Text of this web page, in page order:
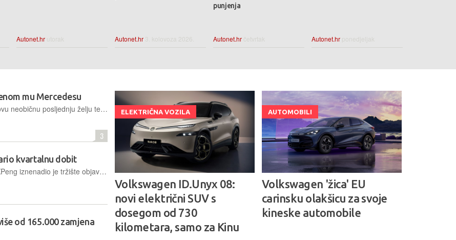
Autonet.hr utorak Autonet.hr 3. kolovoza 2026.
punjenja
Autonet.hr četvrtak Autonet.hr ponedjeljak
mu Mercedesu
Obitelj jednog Kineza ispunila je njegovu neobičnu posljednju želju te ga je, u skladu s drevnim vjerovanjima o zagrobnom životu, pokopala unutar luksuznog automobila umjesto u lijesu
3
kvartalnu dobit
Kineski proizvođač električnih vozila XPeng iznenadio je tržište objavom prve kvartalne dobiti u povijesti, potaknut rekordnom prodajom, rastućim maržama i strateškom suradnjom s Volkswagenom
od 165.000 zamjena
ELEKTRIČNA VOZILA
Volkswagen ID.Unyx 08:
novi električni SUV s
dosegom od 730
kilometara, samo za Kinu
AUTOMOBILI
Volkswagen 'žica' EU
carinsku olakšicu za svoje
kineske automobile